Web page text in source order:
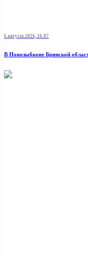
6 августа 2026, 16:07
В Новозыбкове Брянской